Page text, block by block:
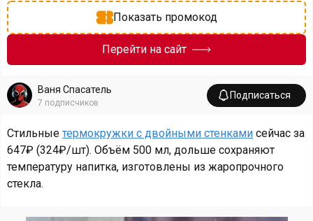
Показать промокод
Перейти на сайт
Ваня Спасатель
7 подписчиков
Подписаться
Стильные термокружки с двойными стенками сейчас за
647₽ (324₽/шт). Объём 500 мл, дольше сохраняют
температуру напитка, изготовлены из жаропрочного
стекла.